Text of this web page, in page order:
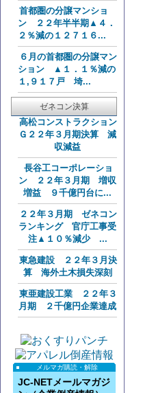
首都圏の分譲マンショ
ン ２２年半半期▲４．
２％減の１２７１６...
６月の首都圏の分譲マン
ション ▲１．１％減の
１,９１７戸 埼...
ゼネコン決算
高松コンストラクション
Ｇ２２年３月期決算 減
収減益
長谷工コーポレーショ
ン ２２年３月期 増収
増益 ９千億円台に...
２２年３月期 ゼネコン
ランキング 官庁工事受
注▲１０％減少 ...
東急建設 ２２年３月決
算 海外土木損失深刻
東亜建設工業 ２２年３
月期 ２千億円企業達成
メルマガ購読・解除
JC-NETメールマガジ